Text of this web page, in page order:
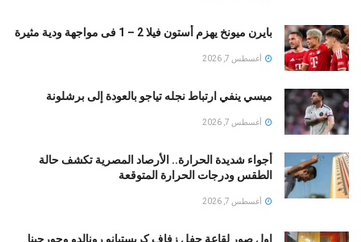
بايرن ميونخ يهزم أستون فيلا 2 – 1 فى مواجهة ودية مثيرة
أغسطس 7, 2026
ميسي ينفي ارتباط نجله تياجو بالعودة إلى برشلونة
أغسطس 7, 2026
أجواء شديدة الحرارة.. الأرصاد المصرية تكشف حالة
الطقس ودرجات الحرارة المتوقعة
أغسطس 7, 2026
اول صور لقاعة حفل زفاف كريستيانو رونالدو وجورجينا